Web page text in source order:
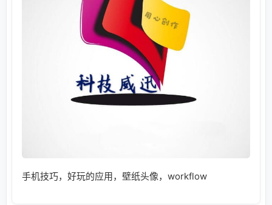
手机技巧，好玩的应用，壁纸头像，workflow